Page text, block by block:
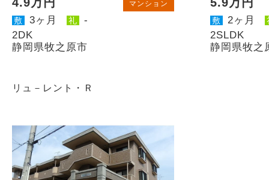
マンション
敷 3ヶ月 礼
-
2DK
静岡県牧之原市
敷 2ヶ月
2SLDK
静岡県牧之
リュ－レント・Ｒ